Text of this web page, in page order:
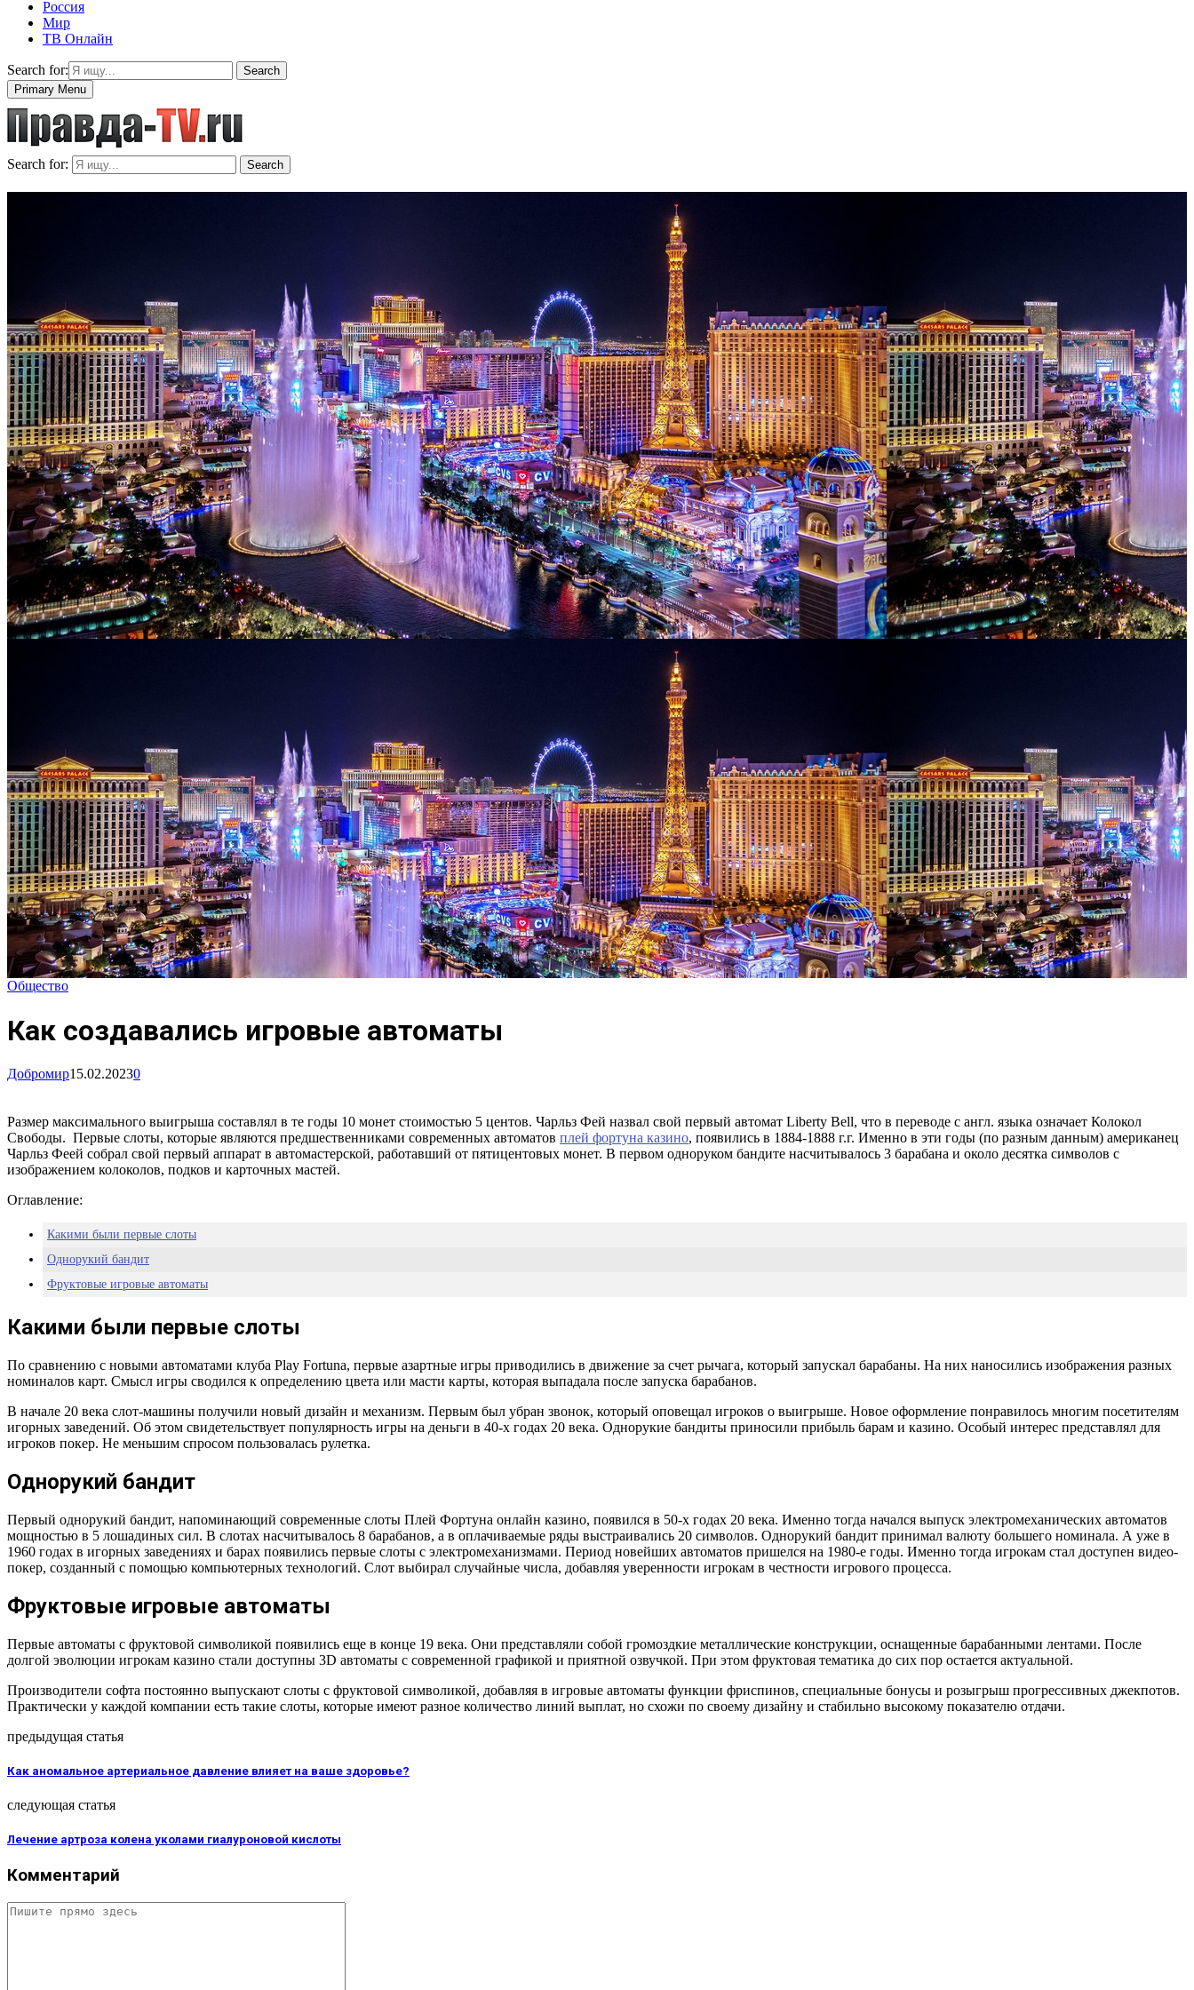
Россия
Мир
ТВ Онлайн
Search for:
Search
Primary Menu
Search for: Search
Общество
Как создавались игровые автоматы
Добромир15.02.20230
Размер максимального выигрыша составлял в те годы 10 монет стоимостью 5 центов. Чарльз Фей назвал свой первый автомат Liberty Bell, что в переводе с англ. языка означает Колокол
Свободы. Первые слоты, которые являются предшественниками современных автоматов плей фортуна казино, появились в 1884-1888 г.г. Именно в эти годы (по разным данным) американец
Чарльз Феей собрал свой первый аппарат в автомастерской, работавший от пятицентовых монет. В первом одноруком бандите насчитывалось 3 барабана и около десятка символов с
изображением колоколов, подков и карточных мастей.
Оглавление:
Какими были первые слоты
Однорукий бандит
Фруктовые игровые автоматы
Какими были первые слоты
По сравнению с новыми автоматами клуба Play Fortuna, первые азартные игры приводились в движение за счет рычага, который запускал барабаны. На них наносились изображения разных
номиналов карт. Смысл игры сводился к определению цвета или масти карты, которая выпадала после запуска барабанов.
В начале 20 века слот-машины получили новый дизайн и механизм. Первым был убран звонок, который оповещал игроков о выигрыше. Новое оформление понравилось многим посетителям
игорных заведений. Об этом свидетельствует популярность игры на деньги в 40-х годах 20 века. Однорукие бандиты приносили прибыль барам и казино. Особый интерес представлял для
игроков покер. Не меньшим спросом пользовалась рулетка.
Однорукий бандит
Первый однорукий бандит, напоминающий современные слоты Плей Фортуна онлайн казино, появился в 50-х годах 20 века. Именно тогда начался выпуск электромеханических автоматов
мощностью в 5 лошадиных сил. В слотах насчитывалось 8 барабанов, а в оплачиваемые ряды выстраивались 20 символов. Однорукий бандит принимал валюту большего номинала. А уже в
1960 годах в игорных заведениях и барах появились первые слоты с электромеханизмами. Период новейших автоматов пришелся на 1980-е годы. Именно тогда игрокам стал доступен видео-
покер, созданный с помощью компьютерных технологий. Слот выбирал случайные числа, добавляя уверенности игрокам в честности игрового процесса.
Фруктовые игровые автоматы
Первые автоматы с фруктовой символикой появились еще в конце 19 века. Они представляли собой громоздкие металлические конструкции, оснащенные барабанными лентами. После
долгой эволюции игрокам казино стали доступны 3D автоматы с современной графикой и приятной озвучкой. При этом фруктовая тематика до сих пор остается актуальной.
Производители софта постоянно выпускают слоты с фруктовой символикой, добавляя в игровые автоматы функции фриспинов, специальные бонусы и розыгрыш прогрессивных джекпотов.
Практически у каждой компании есть такие слоты, которые имеют разное количество линий выплат, но схожи по своему дизайну и стабильно высокому показателю отдачи.
предыдущая статья
Как аномальное артериальное давление влияет на ваше здоровье?
следующая статья
Лечение артроза колена уколами гиалуроновой кислоты
Комментарий